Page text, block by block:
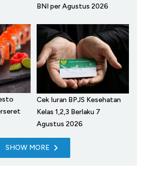
BNI per Agustus 2026
Cek Iuran BPJS Kesehatan
Kelas 1,2,3 Berlaku 7
Agustus 2026
SHOW MORE